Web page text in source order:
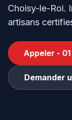
Choisy-le-Roi.
artisans
Appeler -
Demander